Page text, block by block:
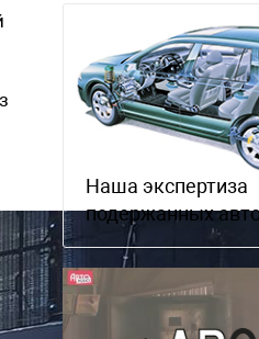
Наша экспертиза
подержанных